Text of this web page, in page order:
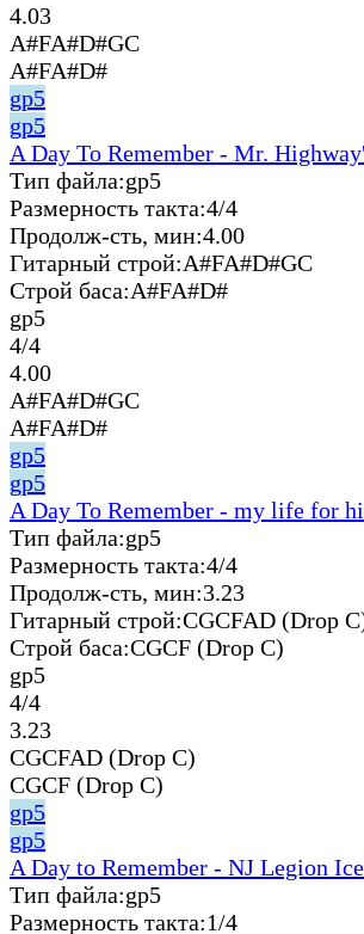
4.03
A#FA#D#GC
A#FA#D#
gp5
gp5
A Day To Remember - Mr.
Тип файла:gp5
Размерность такта:4/4
Продолж-сть, мин:4.00
Гитарный строй:A#FA#D#GC
Строй баса:A#FA#D#
gp5
4/4
4.00
A#FA#D#GC
A#FA#D#
gp5
gp5
A Day To Remember - my life for
Тип файла:gp5
Размерность такта:4/4
Продолж-сть, мин:3.23
Гитарный строй:CGCFAD (Drop
Строй баса:CGCF (Drop C)
gp5
4/4
3.23
CGCFAD (Drop C)
CGCF (Drop C)
gp5
gp5
A Day to Remember - NJ Legion
Тип файла:gp5
Размерность такта:1/4